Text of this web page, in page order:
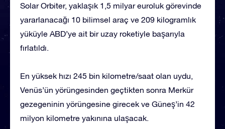
Solar Orbiter, yaklaşık 1,5 milyar euroluk görevinde
yararlanacağı 10 bilimsel araç ve 209 kilogramlık
yüküyle ABD’ye ait bir uzay roketiyle başarıyla
fırlatıldı.
En yüksek hızı 245 bin kilometre/saat olan uydu,
Venüs’ün yörüngesinden geçtikten sonra Merkür
gezegeninin yörüngesine girecek ve Güneş’in 42
milyon kilometre yakınına ulaşacak.